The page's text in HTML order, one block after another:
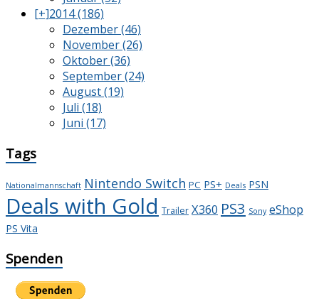
[+]2014 (186)
Dezember (46)
November (26)
Oktober (36)
September (24)
August (19)
Juli (18)
Juni (17)
Tags
Nationalmannschaft Nintendo Switch PC PS+ Deals PSN
Deals with Gold Trailer X360 PS3 Sony eShop
PS Vita
Spenden